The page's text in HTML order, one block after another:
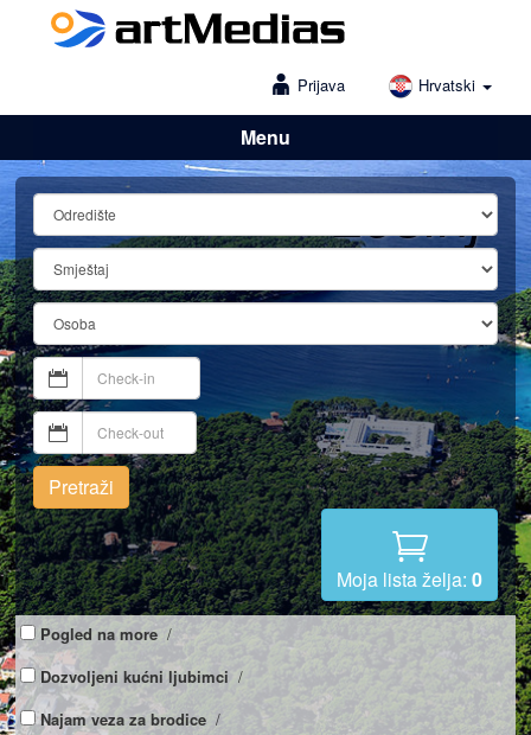
Prijava Hrvatski
Menu
Lošinj
Pretraži
Moja lista želja: 0
Pogled na more /
Dozvoljeni kućni ljubimci /
Najam veza za brodice /